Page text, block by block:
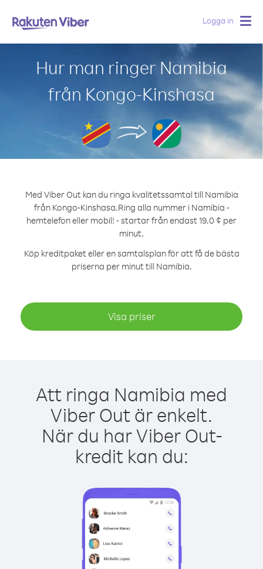
Logga in
Hur man ringer Namibia
från Kongo-Kinshasa
Med Viber Out kan du ringa kvalitetssamtal till Namibia
från Kongo-Kinshasa.Ring alla nummer i Namibia -
hemtelefon eller mobil! - startar från endast 19.0 ¢ per
minut.
Köp kreditpaket eller en samtalsplan för att få de bästa
priserna per minut till Namibia.
Visa priser
Att ringa Namibia med
Viber Out är enkelt.
När du har Viber Out-
kredit kan du: